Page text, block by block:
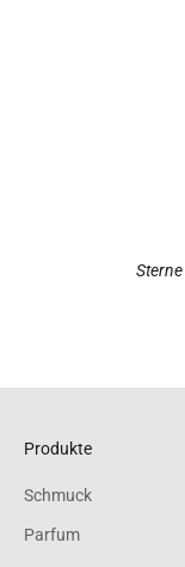
Sterne
Produkte
Schmuck
Parfum